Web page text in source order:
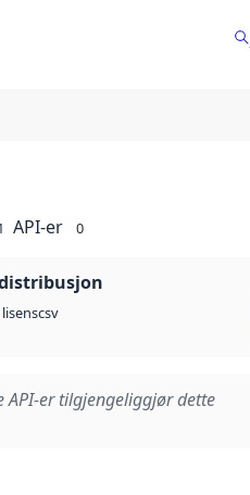
API-er 0
csv
API-er tilgjengeliggjør dette